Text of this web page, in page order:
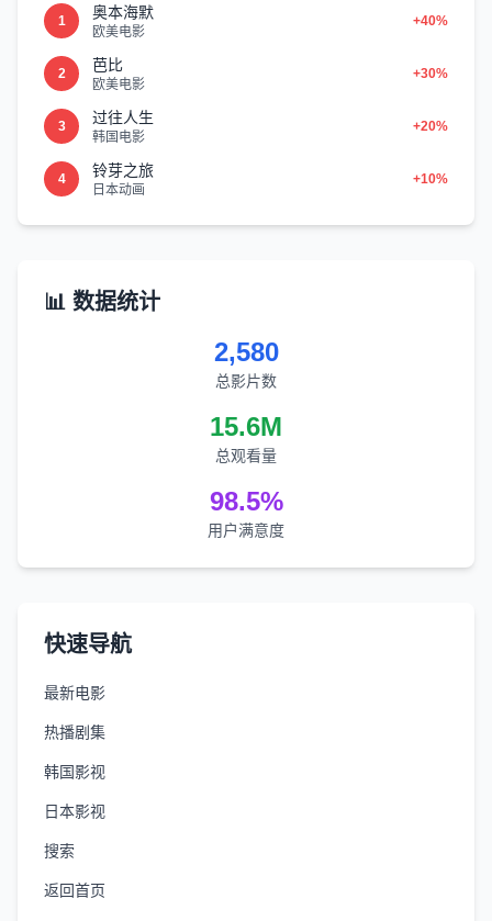
1 奥本海默
欧美电影
+40%
2 芭比
欧美电影
+30%
3 过往人生
韩国电影
+20%
4 铃芽之旅
日本动画
+10%
📊 数据统计
2,580
总影片数
15.6M
总观看量
98.5%
用户满意度
快速导航
最新电影
热播剧集
韩国影视
日本影视
搜索
返回首页